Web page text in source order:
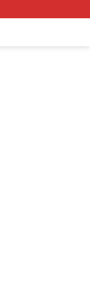
strategie efficaci